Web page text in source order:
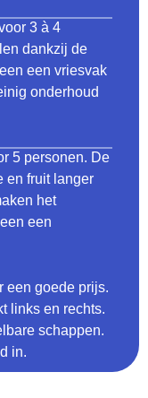
3 à 4
dankzij de
een vriesvak
onderhoud
5 personen. De
en fruit langer
het
een
een goede prijs.
links en rechts.
schappen.
in.